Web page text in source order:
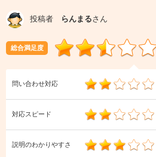
投稿者 らんまるさん
総合満足度
問い合わせ対応
対応スピード
説明のわかりやすさ